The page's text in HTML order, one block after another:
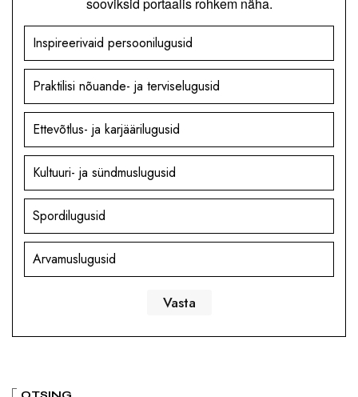
Inspireerivaid persoonilugusid
Praktilisi nõuande- ja terviselugusid
Ettevõtlus- ja karjäärilugusid
Kultuuri- ja sündmuslugusid
Spordilugusid
Arvamuslugusid